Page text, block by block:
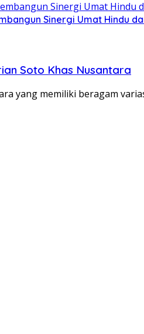
Sinergi Umat Hindu
Soto Khas Nusantara
yang memiliki beragam